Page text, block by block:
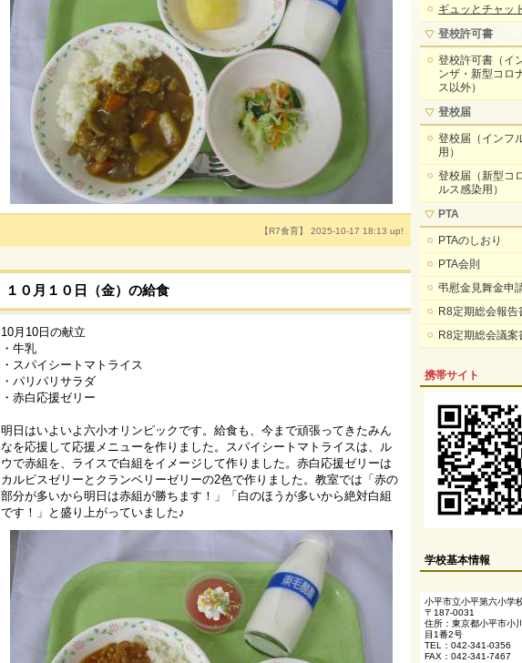
【R7食育】 2025-10-17 18:13 up!
１０月１０日（金）の給食
10月10日の献立
・牛乳
・スパイシートマトライス
・パリパリサラダ
・赤白応援ゼリー
明日はいよいよ六小オリンピックです。給食も、今まで頑張ってきたみん
なを応援して応援メニューを作りました。スパイシートマトライスは、ル
ウで赤組を、ライスで白組をイメージして作りました。赤白応援ゼリーは
カルピスゼリーとクランベリーゼリーの2色で作りました。教室では「赤の
部分が多いから明日は赤組が勝ちます！」「白のほうが多いから絶対白組
です！」と盛り上がっていました♪
ギュッとチャット
登校許可書
登校許可書（イ
ンザ・新型コロ
ス以外）
登校届
登校届（インフ
用）
登校届（新型コ
ルス感染用）
PTA
PTAのしおり
PTA会則
弔慰金見舞金申
R8定期総会報告
R8定期総会議案
携帯サイト
学校基本情報
小平市立小平第六小学
〒187-0031
住所：東京都小平市小
目1番2号
TEL：042-341-0356
FAX：042-341-7467